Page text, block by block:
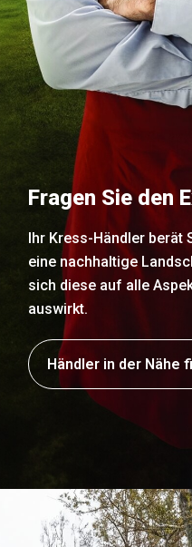
Fragen Sie den
Ihr Kress-Händler berät
eine nachhaltige
sich diese auf alle
auswirkt.
Händler in der Nähe